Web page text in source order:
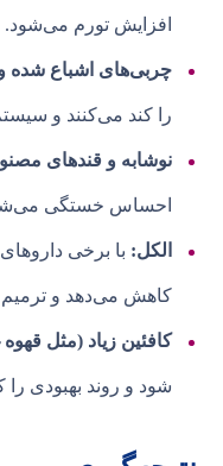
افزایش تورم می‌شود.
چربی‌های اشباع شده
را کند می‌کنند و
نوشابه و قندهای
احساس خستگی
الکل: با برخی
کاهش می‌دهد و
کافئین زیاد (مثل
شود و روند بهبودی را